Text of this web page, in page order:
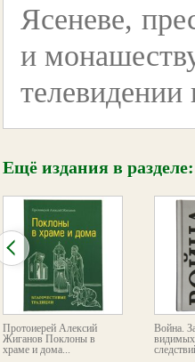
Ясеневе,
и
телевидении
Ещё издания в разделе:
Протоиерей Алексий
Жиганов Поклоны в
храме и дома...
Война.